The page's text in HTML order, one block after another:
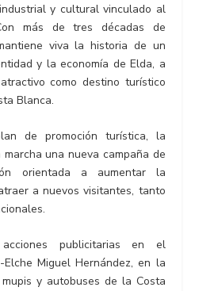
y cultural vinculado al
más de tres décadas de
viva la historia de un
y la economía de Elda, a
como destino turístico
Blanca.
de promoción turística, la
una nueva campaña de
orientada a aumentar la
a nuevos visitantes, tanto
publicitarias en el
Miguel Hernández, en la
y autobuses de la Costa